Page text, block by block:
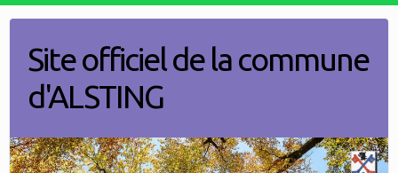
contentSite officiel de la commune
d'ALSTING